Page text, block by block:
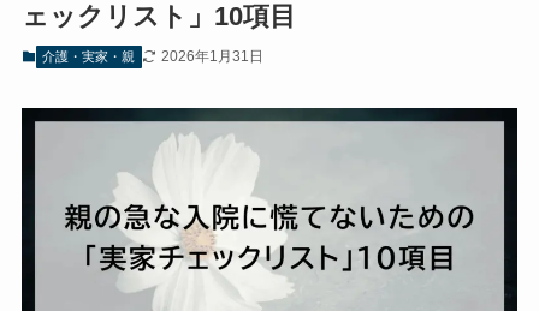
ェックリスト」10項目
介護・実家・親 2026年1月31日